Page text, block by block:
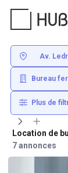
Av.
Bureau
Plus de
Av. Ledru Rollin
Location de
7 annonces